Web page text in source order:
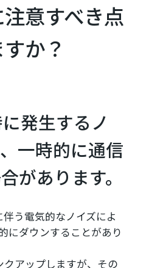
意すべき点
か？
発生するノ
一時的に通信
があります。
う電気的なノイズによ
にダウンすることがあり
アップしますが、その